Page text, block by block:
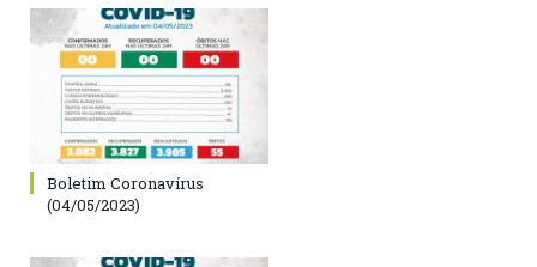
Boletim Coronavírus
(04/05/2023)